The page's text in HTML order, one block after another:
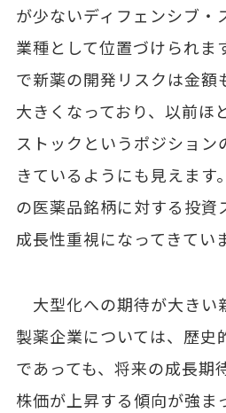
が少ないディフェンシブ・
業種として位置づけられま
で新薬の開発リスクは金額
大きくなっており、以前ほ
ストックというポジション
きているようにも見えます
の医薬品銘柄に対する投資
成長性重視になってきてい
大型化への期待が大きい
製薬企業については、歴史
であっても、将来の成長期
株価が上昇する傾向が強ま